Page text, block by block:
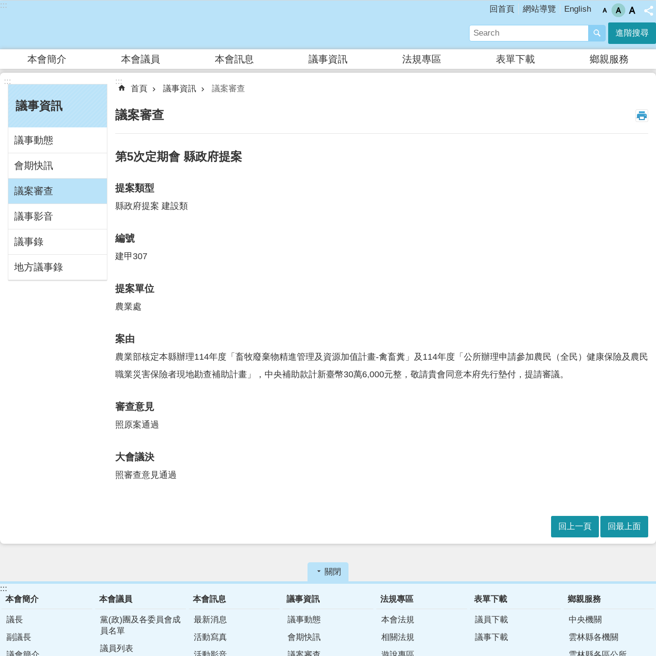
跳到主要內容區塊
::: 回首頁 網站導覽 English
進階搜尋
本會簡介 本會議員 本會訊息 議事資訊 法規專區 表單下載 鄉親服務
:::
議事資訊
議事動態
會期快訊
議案審查
議事影音
議事錄
地方議事錄
:::
首頁 議事資訊 議案審查
議案審查 _
第5次定期會 縣政府提案
提案類型
縣政府提案 建設類
編號
建甲307
提案單位
農業處
案由
農業部核定本縣辦理114年度「畜牧廢棄物精進管理及資源加值計畫-禽畜糞」及114年度「公所辦理申請參加農民（全民）健康保險及農民
職業災害保險者現地勘查補助計畫」，中央補助款計新臺幣30萬6,000元整，敬請貴會同意本府先行墊付，提請審議。
審查意見
照原案通過
大會議決
照審查意見通過
回上一頁 回最上面
關閉
:::
本會簡介
議長
副議長
本會議員
黨(政)團及各委員會成
員名單
議員列表
本會訊息
最新消息
活動寫真
議事資訊
議事動態
會期快訊
法規專區
本會法規
相關法規
表單下載
議員下載
議事下載
鄉親服務
中央機關
雲林縣各機關